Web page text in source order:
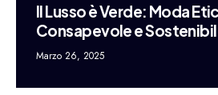
Il Lusso è Verde: Moda
Consapevole e
Marzo 26, 2025